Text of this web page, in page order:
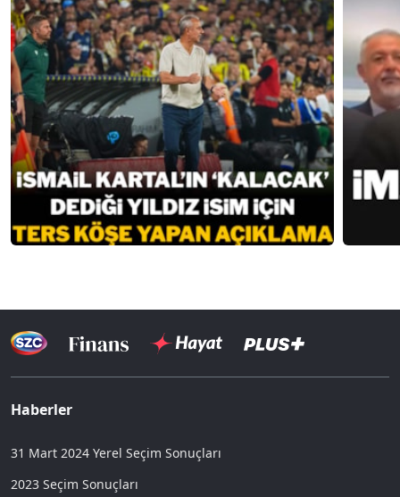
Haberler
31 Mart 2024 Yerel Seçim Sonuçları
2023 Seçim Sonuçları